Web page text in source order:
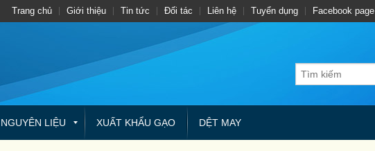
Trang chủ Giới thiệu Tin tức Đối tác Liên hệ Tuyển dụng Facebook page
NGUYÊN LIỆU XUẤT KHẨU GẠO DỆT MAY